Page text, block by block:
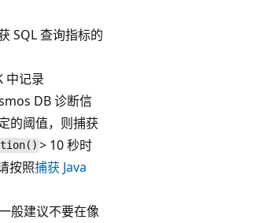
SQL 查询指标的
中记录
DB 诊断信
的阈值，则捕获
> 10 秒时
按照捕获 Java
般建议不要在像